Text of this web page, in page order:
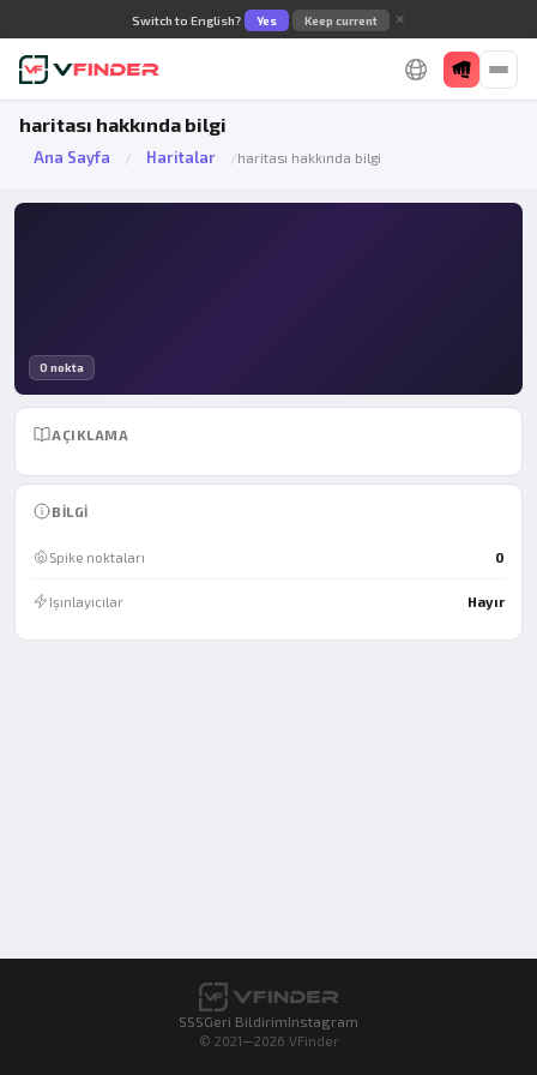
Switch to English? Yes Keep current ✕
haritası hakkında bilgi
Ana Sayfa / Haritalar /haritası hakkında bilgi
0 nokta
AÇIKLAMA
BILGI
Spike noktaları 0
Işınlayıcılar Hayır
SSSGeri BildirimInstagram
© 2021—2026 VFinder